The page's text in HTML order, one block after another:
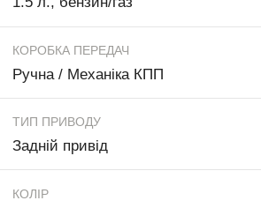
КОРОБКА ПЕРЕДАЧ
Ручна / Механіка КПП
ТИП ПРИВОДУ
Задній привід
КОЛІР